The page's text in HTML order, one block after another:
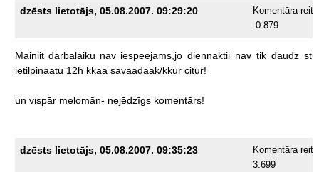
dzēsts lietotājs, 05.08.2007. 09:29:20
Komentāra
-0.879
Mainiit darbalaiku nav iespeejams,jo diennaktii nav tik daudz
ietilpinaatu 12h kkaa savaadaak/kkur citur!
un vispār melomān- nejēdzīgs komentārs!
dzēsts lietotājs, 05.08.2007. 09:35:23
Komentāra
3.699